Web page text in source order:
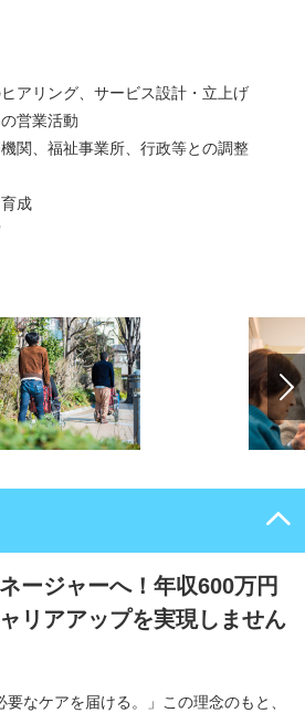
アリング、サービス設計・立上げ
営業活動
関、福祉事業所、行政等との調整
成
ージャーへ！年収600万円
リアアップを実現しません
要なケアを届ける。」この理念のもと、